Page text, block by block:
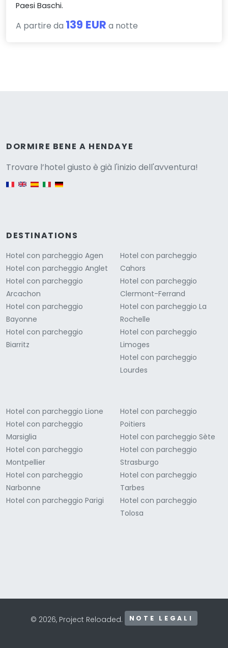
Paesi Baschi.
A partire da 139 EUR a notte
DORMIRE BENE A HENDAYE
Trovare l’hotel giusto è già l'inizio dell'avventura!
DESTINATIONS
Hotel con parcheggio Agen
Hotel con parcheggio Anglet
Hotel con parcheggio
Arcachon
Hotel con parcheggio
Bayonne
Hotel con parcheggio
Biarritz
Hotel con parcheggio
Cahors
Hotel con parcheggio
Clermont-Ferrand
Hotel con parcheggio La
Rochelle
Hotel con parcheggio
Limoges
Hotel con parcheggio
Lourdes
Hotel con parcheggio Lione
Hotel con parcheggio
Marsiglia
Hotel con parcheggio
Montpellier
Hotel con parcheggio
Narbonne
Hotel con parcheggio Parigi
Hotel con parcheggio
Poitiers
Hotel con parcheggio Sète
Hotel con parcheggio
Strasburgo
Hotel con parcheggio
Tarbes
Hotel con parcheggio
Tolosa
© 2026, Project Reloaded. NOTE LEGALI